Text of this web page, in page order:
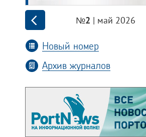
№2 | май 2026
Новый номер
Архив журналов